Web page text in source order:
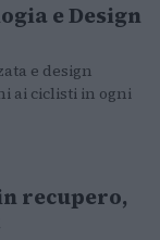
e Design
e design
ai ciclisti in ogni
recupero,